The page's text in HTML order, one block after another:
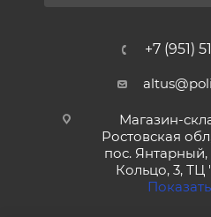
+7 (951)
Магазин-
Ростовская
пос.
Кольцо, 3, ТЦ